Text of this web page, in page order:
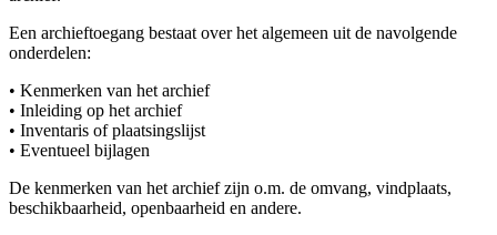
Een archieftoegang bestaat over het algemeen uit de navolgende
onderdelen:
• Kenmerken van het archief
• Inleiding op het archief
• Inventaris of plaatsingslijst
• Eventueel bijlagen
De kenmerken van het archief zijn o.m. de omvang, vindplaats,
beschikbaarheid, openbaarheid en andere.